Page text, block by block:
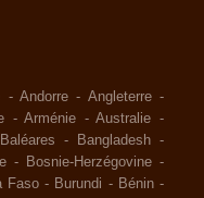
-Andorre - Angleterre -
-Arménie -Australie -
Baléares - Bangladesh -
- Bosnie-Herzégovine -
Faso - Burundi - Bénin -